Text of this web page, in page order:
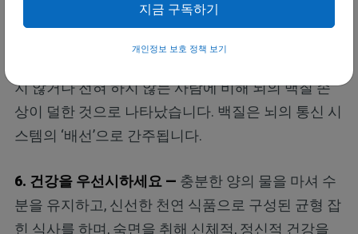
알코올 중독: 임상 및 실험 연구(Alcoholism: Clinical
지 않거나 전혀 하지 않는 사람에 비해 뇌의 백질 손
상이 덜한 것으로 나타났습니다. 백질은 뇌의 통신 시
스템의 ‘배선’으로 간주됩니다.
6. 건강을 우선시하세요 — 충분한 양의 물을 마셔 수
분을 유지하고, 신선한 천연 식품으로 구성된 균형 잡
힌 식사를 하며, 숙면을 취해 신체적, 정신적 건강을
지금 구독하기
개인정보 보호 정책 보기